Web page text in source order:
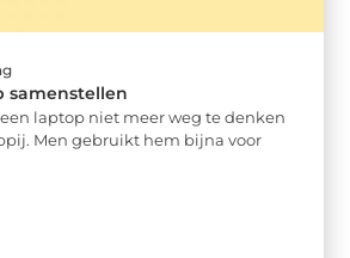
samenstellen
laptop niet meer weg te denken
Men gebruikt hem bijna voor